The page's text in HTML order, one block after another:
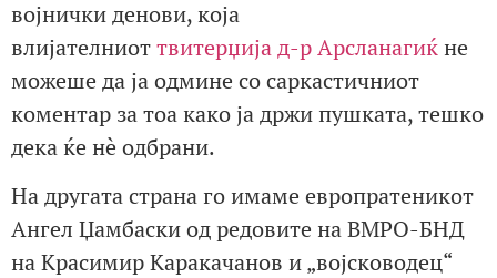
војнички денови, која
влијателниоттвитерџија д-р Арсланагиќне
можеше да ја одмине со саркастичниот
коментар за тоа како ја држи пушката, тешко
дека ќе нè одбрани.
На другата страна го имаме европратеникот
Ангел Џамбаски од редовите на ВМРО-БНД
на Красимир Каракачанов и „војсководец“